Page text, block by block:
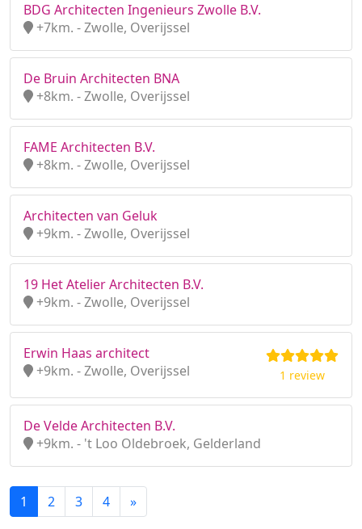
BDG Architecten Ingenieurs Zwolle B.V.
+7km. - Zwolle, Overijssel
De Bruin Architecten BNA
+8km. - Zwolle, Overijssel
FAME Architecten B.V.
+8km. - Zwolle, Overijssel
Architecten van Geluk
+9km. - Zwolle, Overijssel
19 Het Atelier Architecten B.V.
+9km. - Zwolle, Overijssel
Erwin Haas architect
+9km. - Zwolle, Overijssel
1 review
De Velde Architecten B.V.
+9km. - 't Loo Oldebroek, Gelderland
1 2 3 4 »